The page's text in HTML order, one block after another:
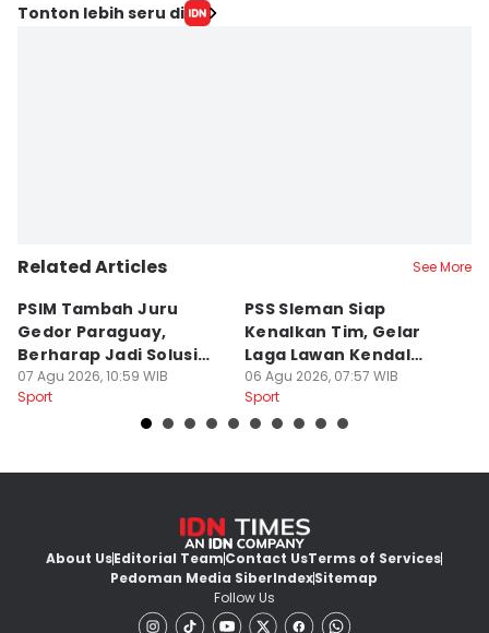
Tonton lebih seru di
Related Articles See More
PSIM Tambah Juru
Gedor Paraguay,
Berharap Jadi Solusi
Minimnya Pencetak Gol
07 Agu 2026, 10:59 WIB
Sport
PSS Sleman Siap
Kenalkan Tim, Gelar
Laga Lawan Kendal
Tornado FC
06 Agu 2026, 07:57 WIB
Sport
About UsEditorial TeamContact UsTerms of Services
Pedoman Media SiberIndexSitemap
Follow Us